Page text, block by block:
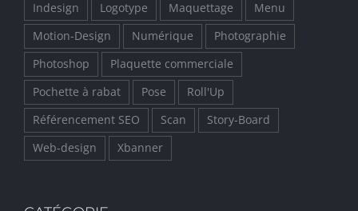
Indesign
Logotype Maquettage
Menu
Motion-Design
Numérique
Photographie
Photoshop
Plaquette commerciale
Pochette à rabat
Pose
Roll'Up
Référencement SEO
Scan
Story-Board
Web-design
Xbanner